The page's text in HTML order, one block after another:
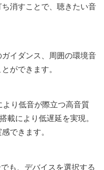
消すことで、聴きたい音
イダンス、周囲の環境音
ができます。
より低音が際立つ高音質
載により低遅延を実現。
できます。
も、デバイスを選択する